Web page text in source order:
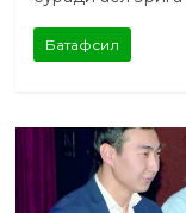
Батафсил